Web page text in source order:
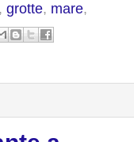
, grotte, mare,